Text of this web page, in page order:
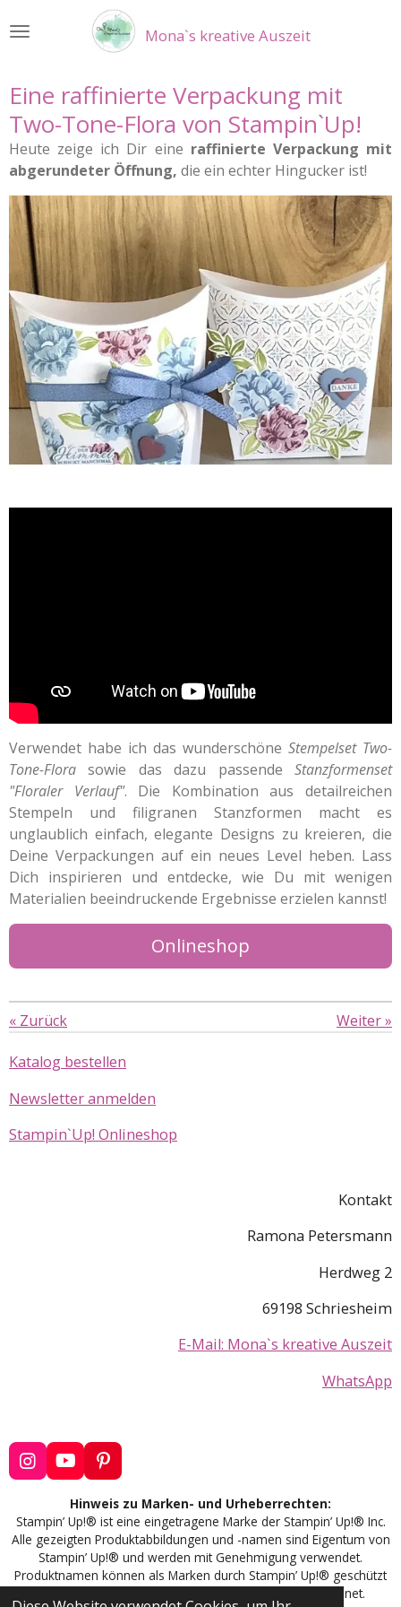
Hauptinhalt
Mona`s kreative Auszeit
Eine raffinierte Verpackung mit
Two-Tone-Flora von Stampin`Up!
Heute zeige ich Dir eine raffinierte Verpackung mit
abgerundeter Öffnung, die ein echter Hingucker ist!
Verwendet habe ich das wunderschöne Stempelset Two-
Tone-Flora sowie das dazu passende Stanzformenset
"Floraler Verlauf". Die Kombination aus detailreichen
Stempeln und filigranen Stanzformen macht es
unglaublich einfach, elegante Designs zu kreieren, die
Deine Verpackungen auf ein neues Level heben. Lass
Dich inspirieren und entdecke, wie Du mit wenigen
Materialien beeindruckende Ergebnisse erzielen kannst!
Onlineshop
« Zurück Weiter»
Katalog bestellen
Newsletter anmelden
Stampin`Up! Onlineshop
Kontakt
Ramona Petersmann
Herdweg 2
69198 Schriesheim
E-Mail: Mona`s kreative Auszeit
WhatsApp
I
n
t
a
r
a
Y
o
u
T
u
b
e
P
i
n
t
e
r
e
s
Hinweis zu Marken- und Urheberrechten:
Stampin’ Up!® ist eine eingetragene Marke der Stampin’ Up!® Inc.
Alle gezeigten Produktabbildungen und -namen sind Eigentum von
Stampin’ Up!® und werden mit Genehmigung verwendet.
Produktnamen können als Marken durch Stampin’ Up!® geschützt
sein und sind entsprechend mit ™ oder ® gekennzeichnet.